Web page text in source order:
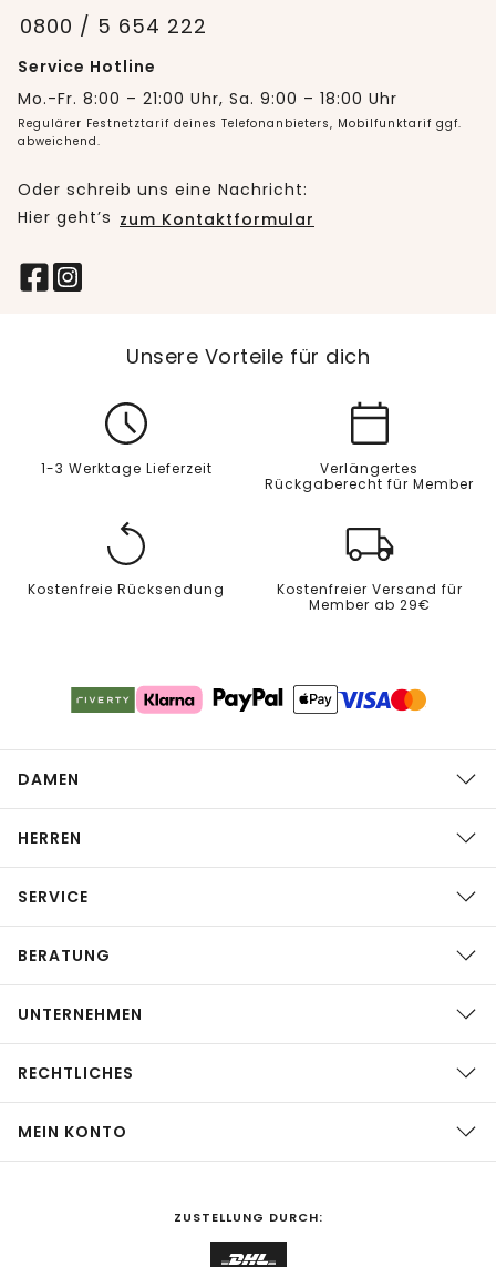
0800 / 5 654 222
Service Hotline
Mo.-Fr. 8:00 – 21:00 Uhr, Sa. 9:00 – 18:00 Uhr
Regulärer Festnetztarif deines Telefonanbieters, Mobilfunktarif ggf.
abweichend.
Oder schreib uns eine Nachricht:
Hier geht’s zum Kontaktformular
Unsere Vorteile für dich
1-3 Werktage Lieferzeit
Verlängertes
Rückgaberecht für Member
Kostenfreie Rücksendung
Kostenfreier Versand für
Member ab 29€
DAMEN
HERREN
SERVICE
BERATUNG
UNTERNEHMEN
RECHTLICHES
MEIN KONTO
ZUSTELLUNG DURCH: